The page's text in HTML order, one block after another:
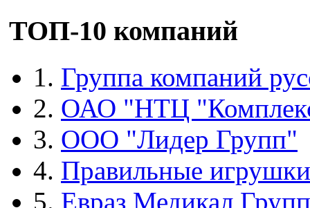
ТОП-10 компаний
1. Группа компаний
2. ОАО "НТЦ
3. ООО "Лидер Групп"
4. Правильные игрушки
5. Евраз Медикал Групп